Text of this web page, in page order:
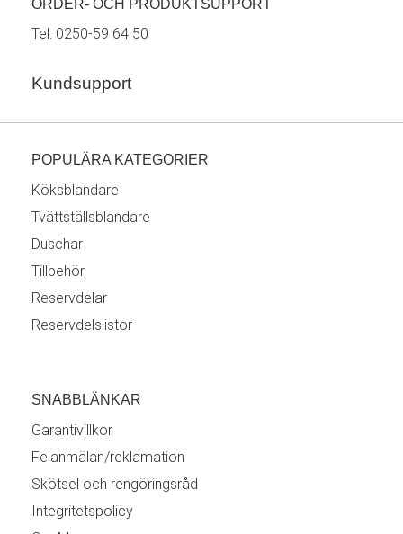
ORDER- OCH PRODUKTSUPPORT
Tel: 0250-59 64 50
Kundsupport
POPULÄRA KATEGORIER
Köksblandare
Tvättställsblandare
Duschar
Tillbehör
Reservdelar
Reservdelslistor
SNABBLÄNKAR
Garantivillkor
Felanmälan/reklamation
Skötsel och rengöringsråd
Integritetspolicy